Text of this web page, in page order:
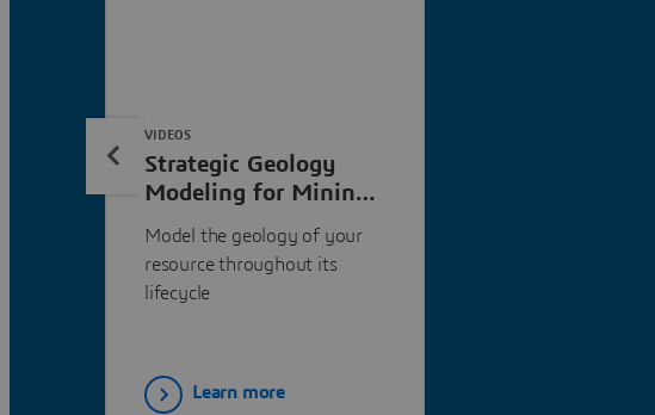
Strategic Geology
Modeling for Mining
Model the geology of your
resource throughout its
lifecycle
VIDEOS
Learn more